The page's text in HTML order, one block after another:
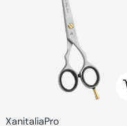
Fournisseur:
XanitaliaPro